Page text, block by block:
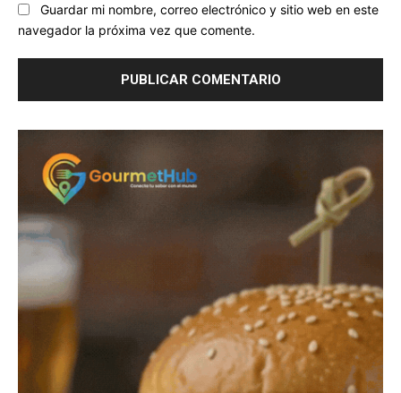
Guardar mi nombre, correo electrónico y sitio web en este
navegador la próxima vez que comente.